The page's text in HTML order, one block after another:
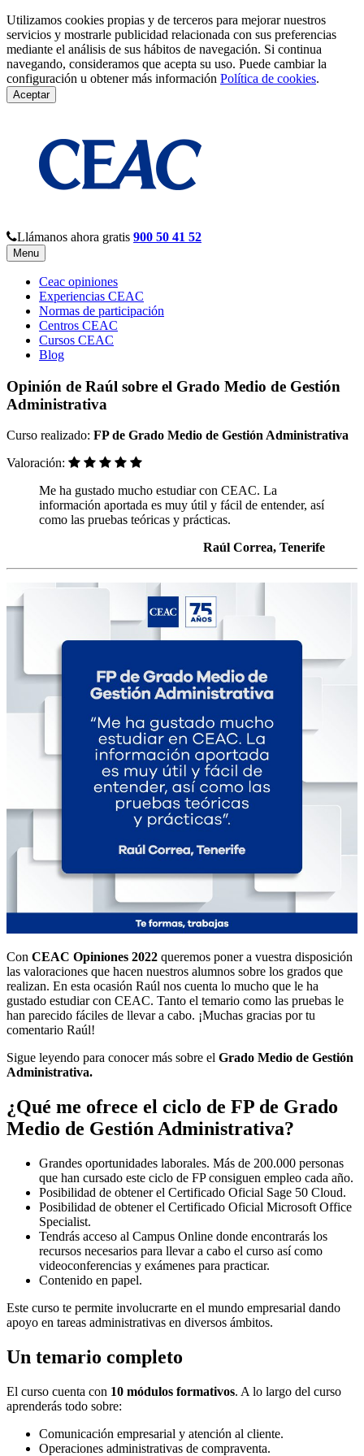
Utilizamos cookies propias y de terceros para mejorar nuestros
servicios y mostrarle publicidad relacionada con sus preferencias
mediante el análisis de sus hábitos de navegación. Si continua
navegando, consideramos que acepta su uso. Puede cambiar la
configuración u obtener más información Política de cookies.
Aceptar
Llámanos ahora gratis 900 50 41 52
Menu
Ceac opiniones
Experiencias CEAC
Normas de participación
Centros CEAC
Cursos CEAC
Blog
Opinión de Raúl sobre el Grado Medio de Gestión
Administrativa
Curso realizado: FP de Grado Medio de Gestión Administrativa
Valoración:
Me ha gustado mucho estudiar con CEAC. La
información aportada es muy útil y fácil de entender, así
como las pruebas teóricas y prácticas.
Raúl Correa, Tenerife
Con CEAC Opiniones 2022 queremos poner a vuestra disposición
las valoraciones que hacen nuestros alumnos sobre los grados que
realizan. En esta ocasión Raúl nos cuenta lo mucho que le ha
gustado estudiar con CEAC. Tanto el temario como las pruebas le
han parecido fáciles de llevar a cabo. ¡Muchas gracias por tu
comentario Raúl!
Sigue leyendo para conocer más sobre el Grado Medio de Gestión
Administrativa.
¿Qué me ofrece el ciclo de FP de Grado
Medio de Gestión Administrativa?
Grandes oportunidades laborales. Más de 200.000 personas
que han cursado este ciclo de FP consiguen empleo cada año.
Posibilidad de obtener el Certificado Oficial Sage 50 Cloud.
Posibilidad de obtener el Certificado Oficial Microsoft Office
Specialist.
Tendrás acceso al Campus Online donde encontrarás los
recursos necesarios para llevar a cabo el curso así como
videoconferencias y exámenes para practicar.
Contenido en papel.
Este curso te permite involucrarte en el mundo empresarial dando
apoyo en tareas administrativas en diversos ámbitos.
Un temario completo
El curso cuenta con 10 módulos formativos. A lo largo del curso
aprenderás todo sobre:
Comunicación empresarial y atención al cliente.
Operaciones administrativas de compraventa.